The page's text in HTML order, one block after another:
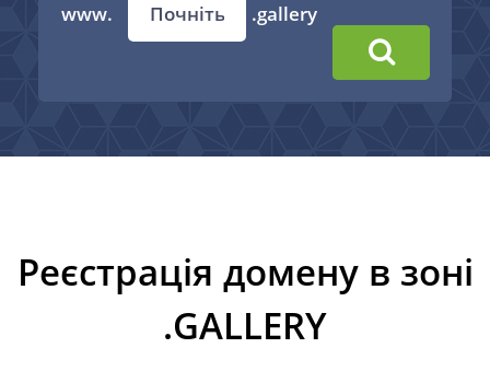
www. .gallery
Реєстрація домену в зоні
.GALLERY